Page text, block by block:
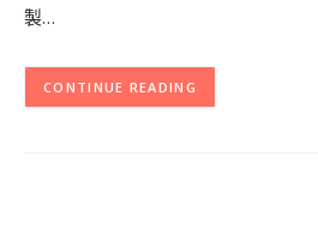
製…
CONTINUE READING